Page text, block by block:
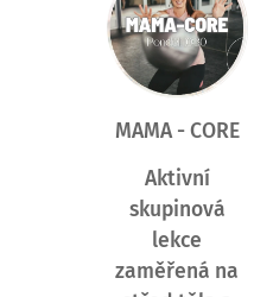
MAMA - CORE
Aktivní
skupinová
lekce
zaměřená na